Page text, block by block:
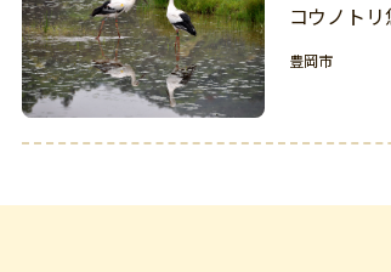
コウノト
豊岡市